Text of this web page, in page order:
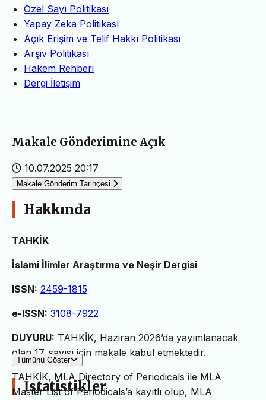
Özel Sayı Politikası
Yapay Zeka Politikası
Açık Erişim ve Telif Hakkı Politikası
Arşiv Politikası
Hakem Rehberi
Dergi İletişim
Makale Gönderimine Açık
10.07.2025 20:17
Makale Gönderim Tarihçesi
Hakkında
TAHKİK
İslami İlimler Araştırma ve Neşir Dergisi
ISSN: 2459-1815
e-ISSN: 3108-7922
DUYURU: TAHKİK, Haziran 2026’da yayımlanacak
olan 17. sayısı için makale kabul etmektedir.
TAHKİK, MLA Directory of Periodicals ile MLA
Master List of Periodicals’a kayıtlı olup, MLA
Tümünü Göster
İstatistikler